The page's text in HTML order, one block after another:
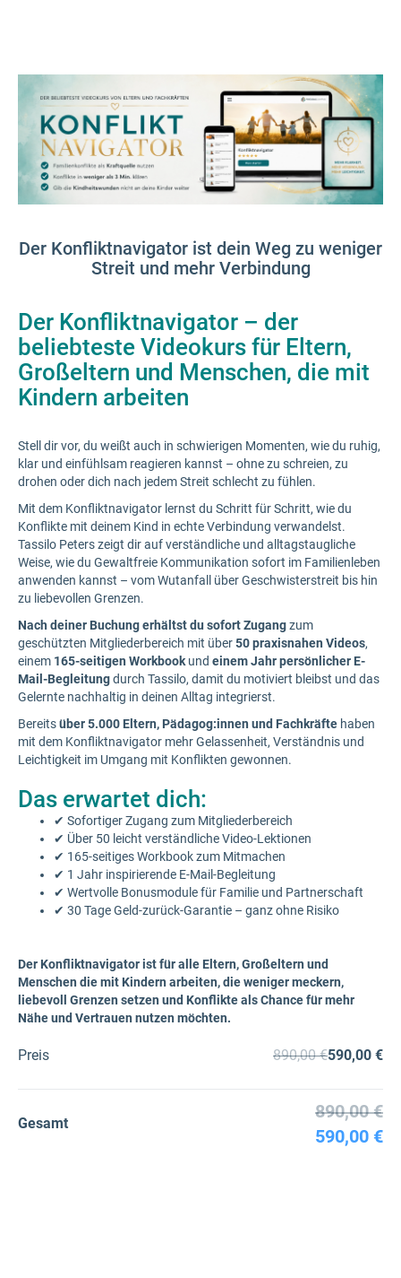
Der Konfliktnavigator ist dein Weg zu weniger
Streit und mehr Verbindung
Der Konfliktnavigator – der
beliebteste Videokurs für Eltern,
Großeltern und Menschen, die mit
Kindern arbeiten
Stell dir vor, du weißt auch in schwierigen Momenten, wie du ruhig,
klar und einfühlsam reagieren kannst – ohne zu schreien, zu
drohen oder dich nach jedem Streit schlecht zu fühlen.
Mit dem Konfliktnavigator lernst du Schritt für Schritt, wie du
Konflikte mit deinem Kind in echte Verbindung verwandelst.
Tassilo Peters zeigt dir auf verständliche und alltagstaugliche
Weise, wie du Gewaltfreie Kommunikation sofort im Familienleben
anwenden kannst – vom Wutanfall über Geschwisterstreit bis hin
zu liebevollen Grenzen.
Nach deiner Buchung erhältst du sofort Zugangzum
geschützten Mitgliederbereich mit über50 praxisnahen Videos,
einem 165-seitigen Workbook und einem Jahr persönlicher E-
Mail-Begleitungdurch Tassilo, damit du motiviert bleibst und das
Gelernte nachhaltig in deinen Alltag integrierst.
Bereitsüber 5.000 Eltern, Pädagog:innen und Fachkräfte haben
mit dem Konfliktnavigator mehr Gelassenheit, Verständnis und
Leichtigkeit im Umgang mit Konflikten gewonnen.
Das erwartet dich:
✔ Sofortiger Zugang zum Mitgliederbereich
✔ Über 50 leicht verständliche Video-Lektionen
✔ 165-seitiges Workbook zum Mitmachen
✔ 1 Jahr inspirierende E-Mail-Begleitung
✔ Wertvolle Bonusmodule für Familie und Partnerschaft
✔ 30 Tage Geld-zurück-Garantie – ganz ohne Risiko
Der Konfliktnavigator ist für alle Eltern, Großeltern und
Menschen die mit Kindern arbeiten, die weniger meckern,
liebevoll Grenzen setzen und Konflikte als Chance für mehr
Nähe und Vertrauen nutzen möchten.
Preis 890,00 €590,00 €
Gesamt
890,00 €
590,00 €